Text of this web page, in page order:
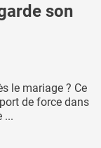
son
le mariage ? Ce
de force dans
...